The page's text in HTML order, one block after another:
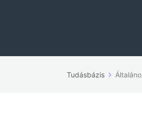
Tudásbázis